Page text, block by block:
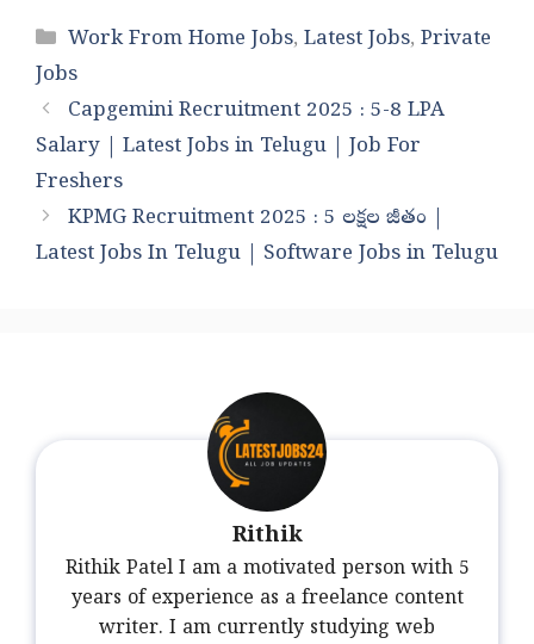
Categories
Work From Home Jobs,Latest Jobs,Private
Jobs
Capgemini Recruitment 2025 : 5-8 LPA
Salary | Latest Jobs in Telugu | Job For
Freshers
KPMG Recruitment 2025 : 5 లక్షల జీతం |
Latest Jobs In Telugu | Software Jobs in Telugu
Rithik
Rithik Patel I am a motivated person with 5
years of experience as a freelance content
writer. I am currently studying web